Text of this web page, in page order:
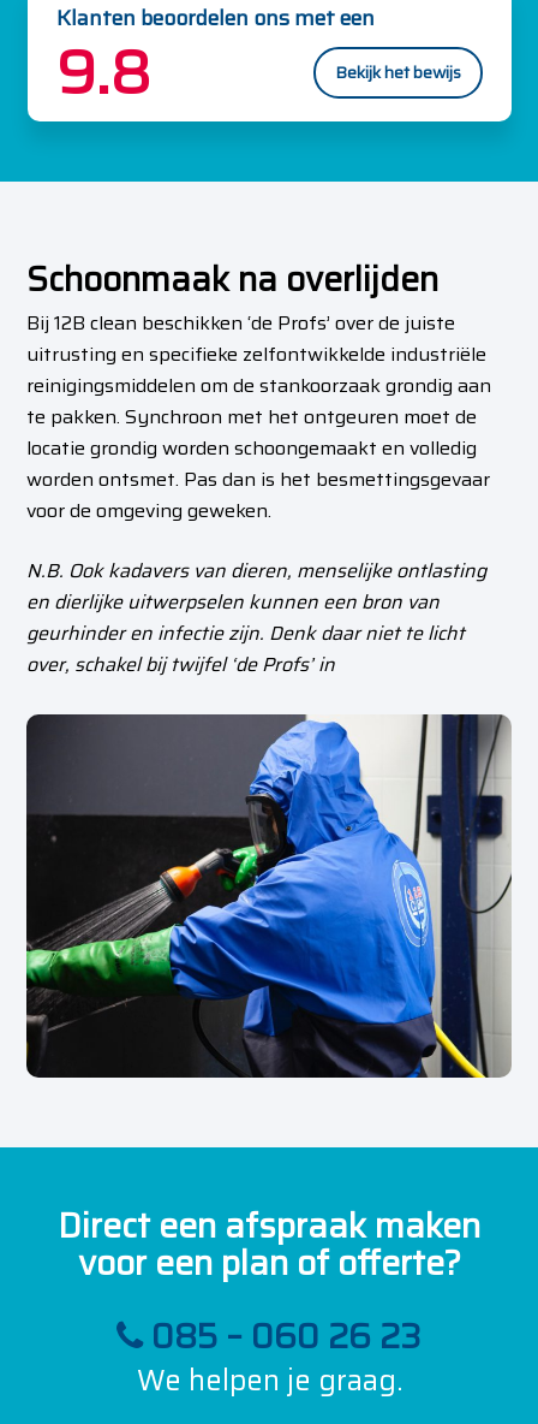
Klanten beoordelen ons met een
9.8 Bekijk het bewijs
Schoonmaak na overlijden
Bij 12B clean beschikken ‘de Profs’ over de juiste
uitrusting en specifieke zelfontwikkelde industriële
reinigingsmiddelen om de stankoorzaak grondig aan
te pakken. Synchroon met het ontgeuren moet de
locatie grondig worden schoongemaakt en volledig
worden ontsmet. Pas dan is het besmettingsgevaar
voor de omgeving geweken.
N.B. Ook kadavers van dieren, menselijke ontlasting
en dierlijke uitwerpselen kunnen een bron van
geurhinder en infectie zijn. Denk daar niet te licht
over, schakel bij twijfel ‘de Profs’ in
Direct een afspraak maken
voor een plan of offerte?
085 – 060 26 23
We helpen je graag.